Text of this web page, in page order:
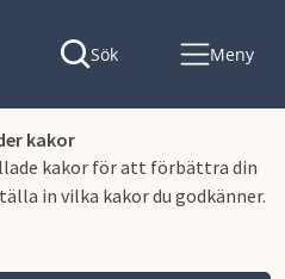
kakor
kakor för att förbättra din
in vilka kakor du godkänner.
Sök Meny